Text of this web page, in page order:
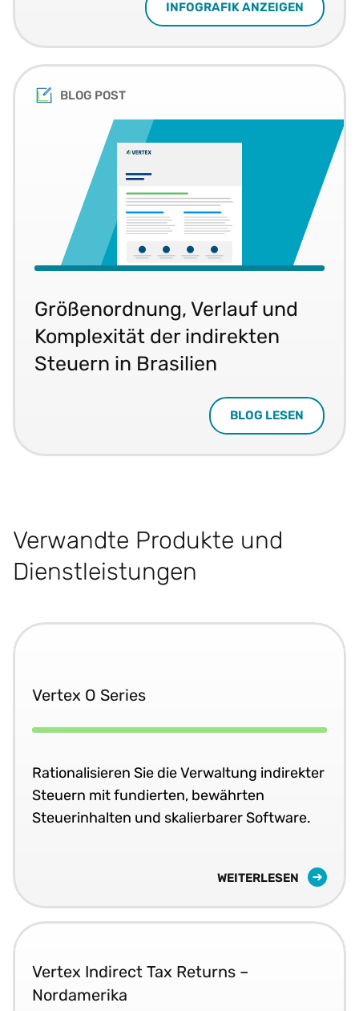
INFOGRAFIK ANZEIGEN
BLOG POST
Größenordnung, Verlauf und
Komplexität der indirekten
Steuern in Brasilien
BLOG LESEN
Verwandte Produkte und
Dienstleistungen
Vertex O Series
Rationalisieren Sie die Verwaltung indirekter
Steuern mit fundierten, bewährten
Steuerinhalten und skalierbarer Software.
WEITERLESEN
Vertex Indirect Tax Returns –
Nordamerika